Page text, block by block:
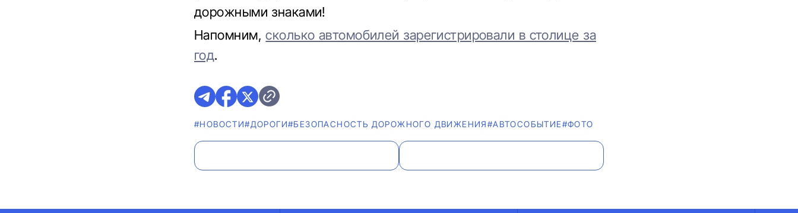
дорожными знаками!
Напомним,сколько автомобилей зарегистрировали в столице за
год.
#НОВОСТИ#ДОРОГИ#БЕЗОПАСНОСТЬ ДОРОЖНОГО ДВИЖЕНИЯ#АВТОСОБЫТИЕ#ФОТО